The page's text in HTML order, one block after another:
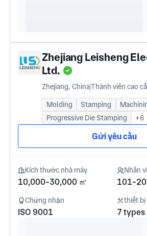
Zhejiang Leisheng
Ltd.
Zhejiang, ChinaThành viên cao
Molding Stamping
Progressive Die Stamping
+6
Gửi yêu cầu
Kích thước nhà máy
10,000-30,000 ㎡
Nhân
101-
Chứng nhận
ISO 9001
thiết bị
7